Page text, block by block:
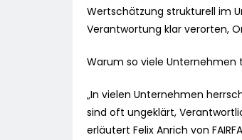
Wertschätzung strukturell im
Verantwortung klar verorten,
Warum so viele
„In vielen Unternehmen
sind oft ungeklärt,
erläutert Felix Anrich von